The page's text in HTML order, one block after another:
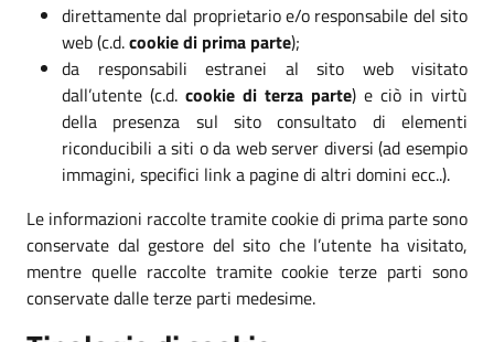
direttamente dal proprietario e/o responsabile del sito
web (c.d.cookie di prima parte);
da responsabili estranei al sito web visitato
dall’utente (c.d. cookie di terza parte) e ciò in virtù
della presenza sul sito consultato di elementi
riconducibili a siti o da web server diversi (ad esempio
immagini, specifici link a pagine di altri domini ecc..).
Le informazioni raccolte tramite cookie di prima parte sono
conservate dal gestore del sito che l’utente ha visitato,
mentre quelle raccolte tramite cookie terze parti sono
conservate dalle terze parti medesime.